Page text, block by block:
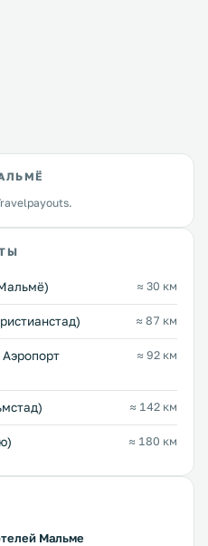
≈ 30 км
≈ 87 км
Аэропорт
≈ 92 км
≈ 142 км
≈ 180 км
Мальме